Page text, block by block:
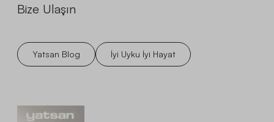
Bize Ulaşın
Yatsan Blog İyi Uyku İyi Hayat